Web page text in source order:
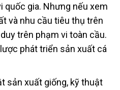
quốc gia. Nhưng nếu xem
và nhu cầu tiêu thụ trên
trên phạm vi toàn cầu.
phát triển sản xuất cá
sản xuất giống, kỹ thuật